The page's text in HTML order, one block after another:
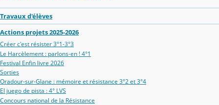
Travaux d'élèves
Actions projets 2025-2026
Créer c'est résister 3°1-3°3
Le Harcèlement : parlons-en ! 4°1
Festival Enfin livre 2026
Sorties
Oradour‑sur‑Glane : mémoire et résistance 3°2 et 3°4
El juego de pista : 4° LVS
Concours national de la Résistance